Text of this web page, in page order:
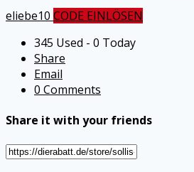
eliebe10 CODE EINLÖSEN
345 Used - 0 Today
Share
Email
0 Comments
Share it with your friends